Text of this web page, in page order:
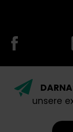
unsere